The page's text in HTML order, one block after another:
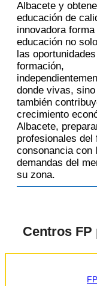
Albacete y
educación de
innovadora forma
educación no
las
formación,
donde vivas, sino
también
crecimiento
Albacete,
profesionales del
consonancia con
demandas del
su zona.
Centros